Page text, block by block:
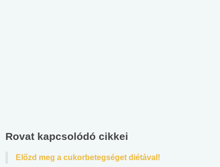
Rovat kapcsolódó cikkei
Előzd meg a cukorbetegséget diétával!